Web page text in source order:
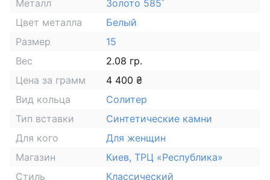
Металл
Золото 585˚
Цвет металла
Белый
Размер
15
Вес
2.08 гр.
Цена за грамм
4 400 ₴
Вид кольца
Солитер
Тип вставки
Синтетические камни
Для кого
Для женщин
Магазин
Киев, ТРЦ «Республика»
Стиль
Классический